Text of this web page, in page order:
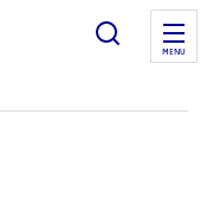
Ouvrir
MENU